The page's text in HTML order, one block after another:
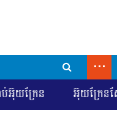
...
រែន អ៊ុយក្រែនស្វ